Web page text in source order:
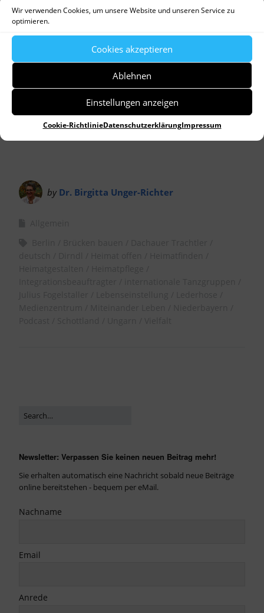
Wir verwenden Cookies, um unsere Website und unseren Service zu
optimieren.
Cookies akzeptieren
Ablehnen
Einstellungen anzeigen
Cookie-RichtlinieDatenschutzerklärungImpressum
Player
by Dr. Birgitta Unger-Richter
Newsletter: Verpassen Sie keinen neuen Beitrag mehr!
Sie erhalten automatisch eine Nachricht sobald neue Beiträge
online bereitstehen - bequem per eMail.
Nachname
Email
Anrede